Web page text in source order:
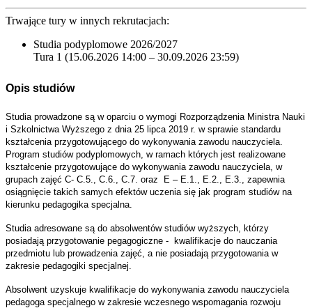
Trwające tury w innych rekrutacjach:
Studia podyplomowe 2026/2027
Tura 1 (15.06.2026 14:00 – 30.09.2026 23:59)
Opis studiów
Studia prowadzone są w oparciu o wymogi Rozporządzenia Ministra Nauki
i Szkolnictwa Wyższego z dnia 25 lipca 2019 r. w sprawie standardu
kształcenia przygotowującego do wykonywania zawodu nauczyciela.
Program studiów podyplomowych, w ramach których jest realizowane
kształcenie przygotowujące do wykonywania zawodu nauczyciela, w
grupach zajęć C- C.5., C.6., C.7. oraz E – E.1., E.2., E.3., zapewnia
osiągnięcie takich samych efektów uczenia się jak program studiów na
kierunku pedagogika specjalna.
Studia adresowane są do absolwentów studiów wyższych, którzy
posiadają przygotowanie pegagogiczne - kwalifikacje do nauczania
przedmiotu lub prowadzenia zajęć, a nie posiadają przygotowania w
zakresie pedagogiki specjalnej.
Absolwent uzyskuje kwalifikacje do wykonywania zawodu nauczyciela
pedagoga specjalnego w zakresie wczesnego wspomagania rozwoju